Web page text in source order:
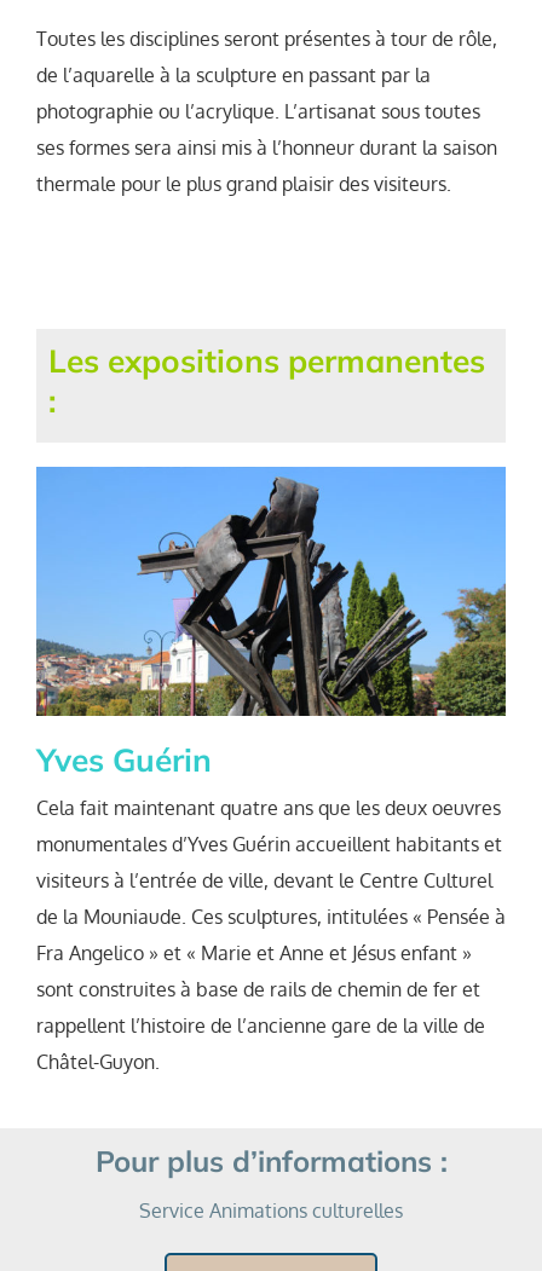
Toutes les disciplines seront présentes à tour de rôle,
de l’aquarelle à la sculpture en passant par la
photographie ou l’acrylique. L’artisanat sous toutes
ses formes sera ainsi mis à l’honneur durant la saison
thermale pour le plus grand plaisir des visiteurs.
Les expositions permanentes
:
Yves Guérin
Cela fait maintenant quatre ans que les deux oeuvres
monumentales d’Yves Guérin accueillent habitants et
visiteurs à l’entrée de ville, devant le Centre Culturel
de la Mouniaude. Ces sculptures, intitulées « Pensée à
Fra Angelico » et « Marie et Anne et Jésus enfant »
sont construites à base de rails de chemin de fer et
rappellent l’histoire de l’ancienne gare de la ville de
Châtel-Guyon.
Pour plus d’informations :
Service Animations culturelles